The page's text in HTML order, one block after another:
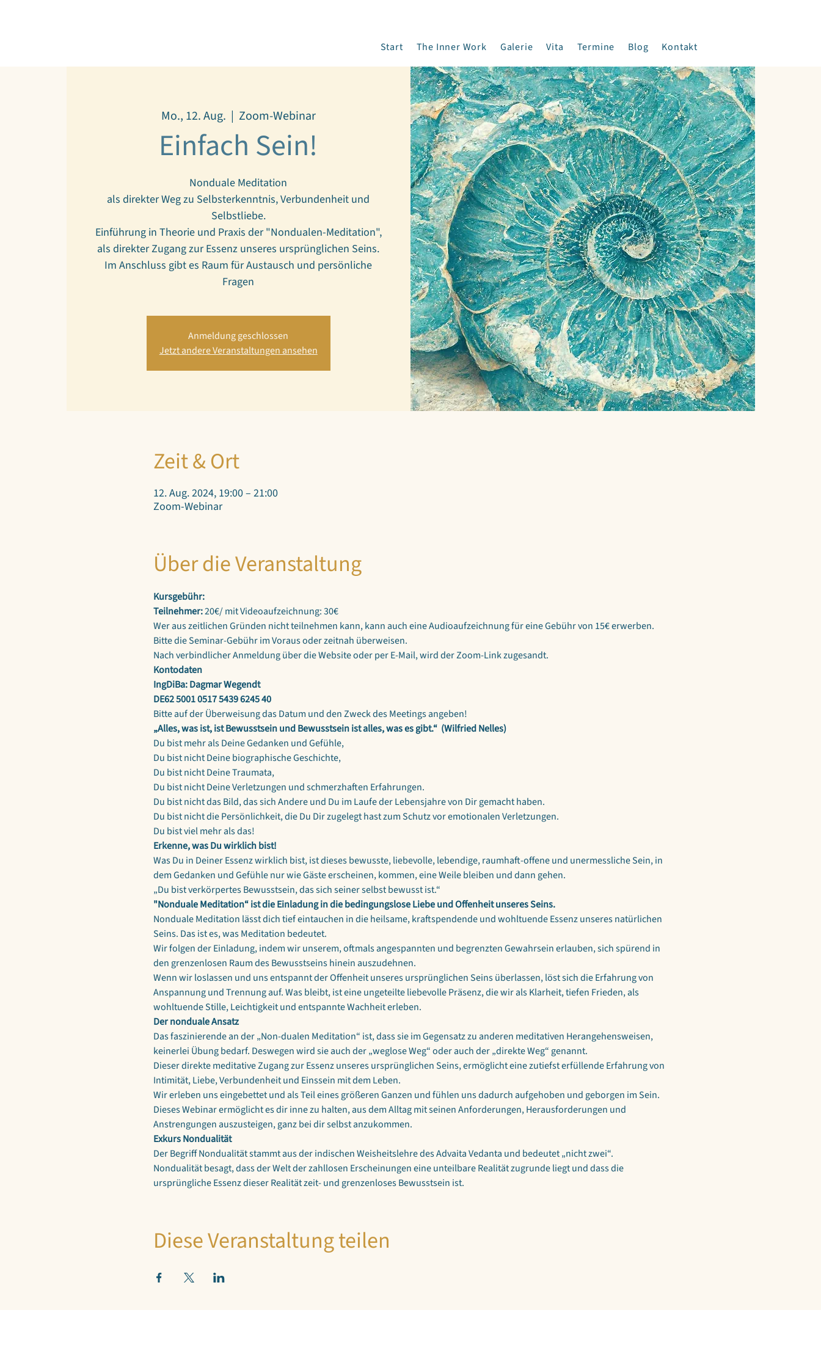
Start The Inner Work Galerie Vita Termine Blog Kontakt
Mo., 12. Aug.
  |
Zoom-Webinar
Einfach Sein!
Nonduale Meditation
als direkter Weg zu Selbsterkenntnis, Verbundenheit und
Selbstliebe.
Einführung in Theorie und Praxis der "Nondualen-Meditation",
als direkter Zugang zur Essenz unseres ursprünglichen Seins.
Im Anschluss gibt es Raum für Austausch und persönliche
Anmeldung geschlossen
Jetzt andere Veranstaltungen ansehen
Zeit & Ort
12. Aug. 2024, 19:00 – 21:00
Zoom-Webinar
Über die Veranstaltung
Kursgebühr:
Teilnehmer: 20€/ mit Videoaufzeichnung: 30€
Wer aus zeitlichen Gründen nicht teilnehmen kann, kann auch eine Audioaufzeichnung für eine Gebühr von 15€ erwerben.
Bitte die Seminar-Gebühr im Voraus oder zeitnah überweisen.
Nach verbindlicher Anmeldung über die Website oder per E-Mail, wird der Zoom-Link zugesandt.
Kontodaten
IngDiBa: Dagmar Wegendt
DE62 5001 0517 5439 6245 40
Bitte auf der Überweisung das Datum und den Zweck des Meetings angeben!
„Alles, was ist, ist Bewusstsein und Bewusstsein ist alles, was es gibt.“  (Wilfried Nelles)
Du bist mehr als Deine Gedanken und Gefühle,
Du bist nicht Deine biographische Geschichte,
Du bist nicht Deine Traumata,
Du bist nicht Deine Verletzungen und schmerzhaften Erfahrungen.
Du bist nicht das Bild, das sich Andere und Du im Laufe der Lebensjahre von Dir gemacht haben.
Du bist nicht die Persönlichkeit, die Du Dir zugelegt hast zum Schutz vor emotionalen Verletzungen.
Du bist viel mehr als das!
Erkenne, was Du wirklich bist!
Was Du in Deiner Essenz wirklich bist, ist dieses bewusste, liebevolle, lebendige, raumhaft-offene und unermessliche Sein, in
dem Gedanken und Gefühle nur wie Gäste erscheinen, kommen, eine Weile bleiben und dann gehen.
„Du bist verkörpertes Bewusstsein, das sich seiner selbst bewusst ist.“
"Nonduale Meditation“ ist die Einladung in die bedingungslose Liebe und Offenheit unseres Seins.
Nonduale Meditation lässt dich tief eintauchen in die heilsame, kraftspendende und wohltuende Essenz unseres natürlichen
Seins. Das ist es, was Meditation bedeutet.
Wir folgen der Einladung, indem wir unserem, oftmals angespannten und begrenzten Gewahrsein erlauben, sich spürend in
den grenzenlosen Raum des Bewusstseins hinein auszudehnen.
Wenn wir loslassen und uns entspannt der Offenheit unseres ursprünglichen Seins überlassen, löst sich die Erfahrung von
Anspannung und Trennung auf. Was bleibt, ist eine ungeteilte liebevolle Präsenz, die wir als Klarheit, tiefen Frieden, als
wohltuende Stille, Leichtigkeit und entspannte Wachheit erleben.
Der nonduale Ansatz
Das faszinierende an der „Non-dualen Meditation“ ist, dass sie im Gegensatz zu anderen meditativen Herangehensweisen,
keinerlei Übung bedarf. Deswegen wird sie auch der „weglose Weg“ oder auch der „direkte Weg“ genannt.
Dieser direkte meditative Zugang zur Essenz unseres ursprünglichen Seins, ermöglicht eine zutiefst erfüllende Erfahrung von
Intimität, Liebe, Verbundenheit und Einssein mit dem Leben.
Wir erleben uns eingebettet und als Teil eines größeren Ganzen und fühlen uns dadurch aufgehoben und geborgen im Sein.
Dieses Webinar ermöglicht es dir inne zu halten, aus dem Alltag mit seinen Anforderungen, Herausforderungen und
Anstrengungen auszusteigen, ganz bei dir selbst anzukommen.
Exkurs Nondualität
Der Begriff Nondualität stammt aus der indischen Weisheitslehre des Advaita Vedanta und bedeutet „nicht zwei“.
Nondualität besagt, dass der Welt der zahllosen Erscheinungen eine unteilbare Realität zugrunde liegt und dass die
ursprüngliche Essenz dieser Realität zeit- und grenzenloses Bewusstsein ist.
Diese Veranstaltung teilen